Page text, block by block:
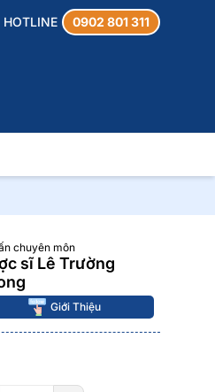
HOTLINE 0902 801 311
chuyên môn
sĩ Lê Trường
Giới Thiệu